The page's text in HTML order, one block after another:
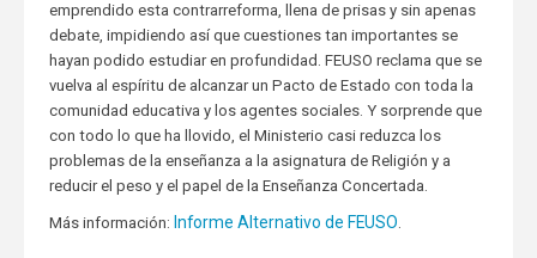
emprendido esta contrarreforma, llena de prisas y sin apenas
debate, impidiendo así que cuestiones tan importantes se
hayan podido estudiar en profundidad. FEUSO reclama que se
vuelva al espíritu de alcanzar un Pacto de Estado con toda la
comunidad educativa y los agentes sociales. Y sorprende que
con todo lo que ha llovido, el Ministerio casi reduzca los
problemas de la enseñanza a la asignatura de Religión y a
reducir el peso y el papel de la Enseñanza Concertada.
Más información: Informe Alternativo de FEUSO.